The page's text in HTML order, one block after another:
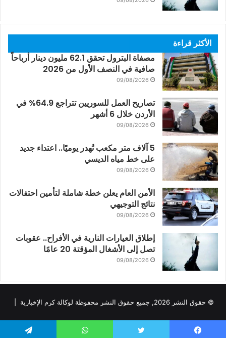
الأكثر قراءة
مصفاة البترول تحقق 62.1 مليون دينار أرباحاً
صافية في النصف الأول من 2026
09/08/2026
تصاريح العمل للسوريين تتراجع 64.9% في
الأردن خلال 6 أشهر
09/08/2026
5 آلاف متر مكعب تُهدر يوميًا.. اعتداء جديد
على خط مياه الديسي
09/08/2026
الأمن العام يعلن خطة شاملة لتأمين احتفالات
نتائج التوجيهي
09/08/2026
إطلاق العيارات النارية في الأفراح.. عقوبات
تصل إلى الأشغال المؤقتة 20 عامًا
09/08/2026
© حقوق النشر 2026, جميع حقوق النشر محفوظة لوكالة كرم الإخبارية |